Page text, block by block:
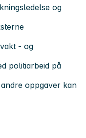
og
- og
politiarbeid på
oppgaver kan